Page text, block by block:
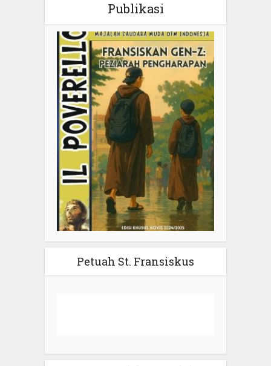
Publikasi
Petuah St. Fransiskus